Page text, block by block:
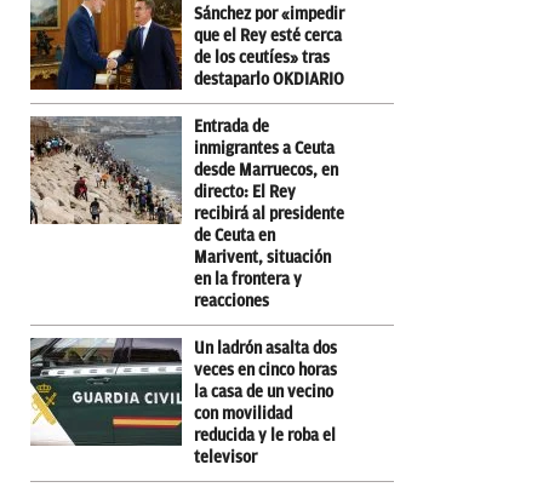
Sánchez por «impedir
que el Rey esté cerca
de los ceutíes» tras
destaparlo OKDIARIO
Entrada de
inmigrantes a Ceuta
desde Marruecos, en
directo: El Rey
recibirá al presidente
de Ceuta en
Marivent, situación
en la frontera y
reacciones
Un ladrón asalta dos
veces en cinco horas
la casa de un vecino
con movilidad
reducida y le roba el
televisor